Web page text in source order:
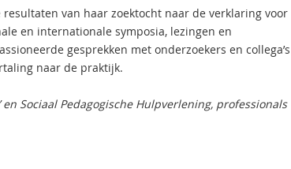
van haar zoektocht naar de verklaring voor
en internationale symposia, lezingen en
gesprekken met onderzoekers en collega’s
naar de praktijk.
Sociaal Pedagogische Hulpverlening, professionals